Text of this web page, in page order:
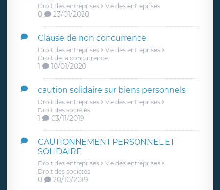
Droit des entreprises Vie des entreprises
0 23/01/2020
Clause de non concurrence
Droit des entreprises
Vie des entreprises
Droit de la concurrence
1 10/01/2020
caution solidaire sur biens personnels
Droit des entreprises
Vie des entreprises
Droit des sociétés
1 03/11/2019
CAUTIONNEMENT PERSONNEL ET
SOLIDAIRE
Droit des entreprises
Vie des entreprises
Droit des sociétés
0 20/10/2019